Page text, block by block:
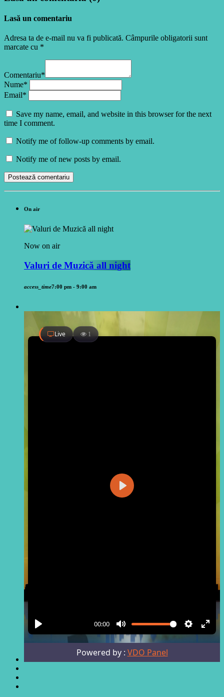
Lasă un comentariu
Adresa ta de e-mail nu va fi publicată. Câmpurile obligatorii sunt
marcate cu *
Comentariu*
Nume*
Email*
Save my name, email, and website in this browser for the next
time I comment.
Notify me of follow-up comments by email.
Notify me of new posts by email.
On air
Now on air
Valuri de Muzică all night
access_time7:00 pm - 9:00 am